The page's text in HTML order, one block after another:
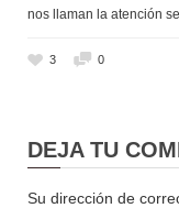
nos llaman la atención
3 0
DEJA TU
Su dirección de